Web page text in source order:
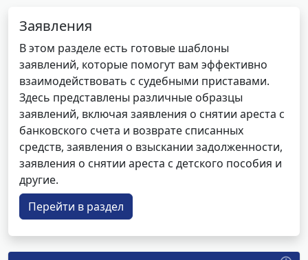
Заявления
В этом разделе есть готовые шаблоны
заявлений, которые помогут вам эффективно
взаимодействовать с судебными приставами.
Здесь представлены различные образцы
заявлений, включая заявления о снятии ареста с
банковского счета и возврате списанных
средств, заявления о взыскании задолженности,
заявления о снятии ареста с детского пособия и
другие.
Перейти в раздел